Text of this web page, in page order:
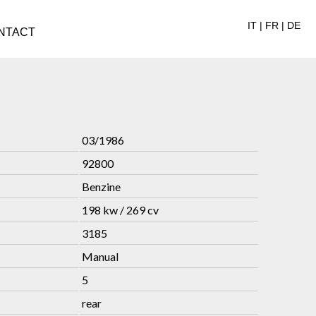
IT| FR | DE
03/1986
92800
Benzine
198 kw / 269 cv
3185
Manual
5
rear